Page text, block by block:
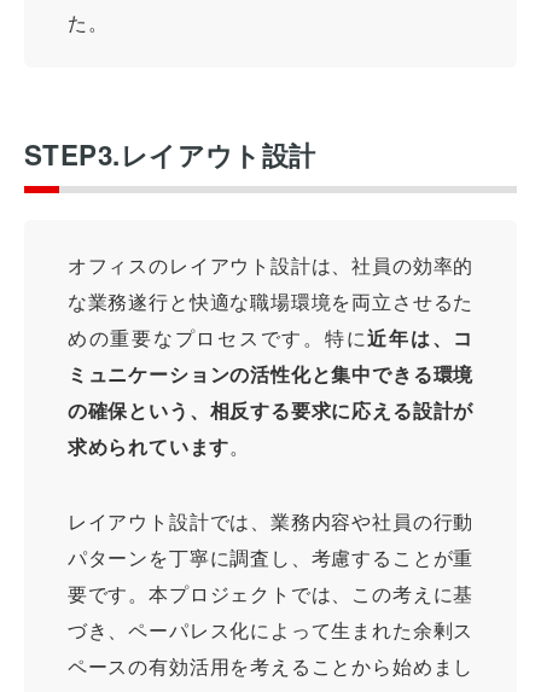
た。
STEP3.レイアウト設計
オフィスのレイアウト設計は、社員の効率的
な業務遂行と快適な職場環境を両立させるた
めの重要なプロセスです。特に近年は、コ
ミュニケーションの活性化と集中できる環境
の確保という、相反する要求に応える設計が
求められています。
レイアウト設計では、業務内容や社員の行動
パターンを丁寧に調査し、考慮することが重
要です。本プロジェクトでは、この考えに基
づき、ペーパレス化によって生まれた余剰ス
ペースの有効活用を考えることから始めまし